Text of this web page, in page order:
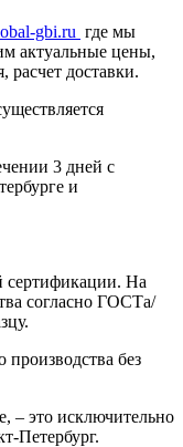
gbi.ru где мы
актуальные цены,
расчет доставки.
3 дней с
и
сертификации. На
согласно ГОСТа/
без
– это исключительно
Петербург.